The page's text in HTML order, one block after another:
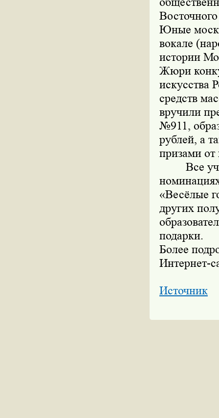
Юные
вокале
истории
Жюри
искусства
средств
вручили
№911,
рублей, а
призами
Все
«Весёлые
других
подарки.
Более
Интернет-
Источник